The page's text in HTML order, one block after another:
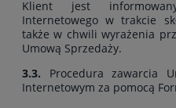
Klient jest
Internetowego w trakcie
także w chwili wyrażenia
Umową Sprzedaży.
3.3. Procedura zawarcia
Internetowym za pomocą